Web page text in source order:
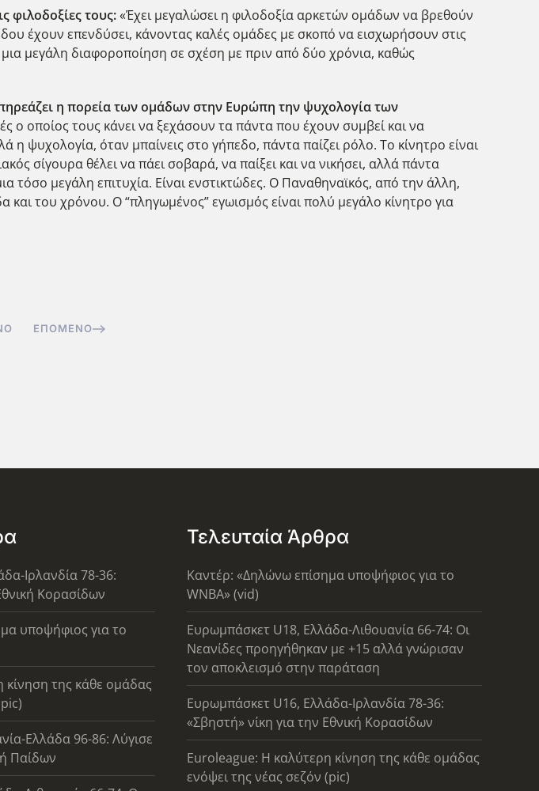
φιλοδοξίες τους:«Έχει μεγαλώσει η φιλοδοξία αρκετών ομάδων να βρεθούν
έχουν επενδύσει, κάνοντας καλές ομάδες με σκοπό να εισχωρήσουν στις
μεγάλη διαφοροποίηση σε σχέση με πριν από δύο χρόνια, καθώς
η πορεία των ομάδων στην Ευρώπη την ψυχολογία των
ο οποίος τους κάνει να ξεχάσουν τα πάντα που έχουν συμβεί και να
ψυχολογία, όταν μπαίνεις στο γήπεδο, πάντα παίζει ρόλο. Το κίνητρο είναι
σίγουρα θέλει να πάει σοβαρά, να παίξει και να νικήσει, αλλά πάντα
μεγάλη επιτυχία. Είναι ενστικτώδες. Ο Παναθηναϊκός, από την άλλη,
και του χρόνου. Ο “πληγωμένος” εγωισμός είναι πολύ μεγάλο κίνητρο για
ΕΠΌΜΕΝΟ
Ιρλανδία 78-36:
Κορασίδων
υποψήφιος για το
της κάθε ομάδας
Ελλάδα 96-86: Λύγισε
Παίδων
Τελευταία Άρθρα
Καντέρ: «Δηλώνω επίσημα υποψήφιος για το
WNBA» (vid)
Ευρωμπάσκετ U18, Ελλάδα-Λιθουανία 66-74: Οι
Νεανίδες προηγήθηκαν με +15 αλλά γνώρισαν
τον αποκλεισμό στην παράταση
Ευρωμπάσκετ U16, Ελλάδα-Ιρλανδία 78-36:
«Σβηστή» νίκη για την Εθνική Κορασίδων
Euroleague: Η καλύτερη κίνηση της κάθε ομάδας
ενόψει της νέας σεζόν (pic)